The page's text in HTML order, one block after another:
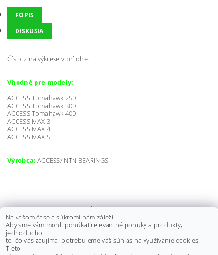
POPIS
DISKUSIA
Číslo 2 na výkrese v prílohe.
Vhodné pre modely:
ACCESS Tomahawk 250
ACCESS Tomahawk 300
ACCESS Tomahawk 400
ACCESS MAX 3
ACCESS MAX 4
ACCESS MAX 5
Výrobca: ACCESS/ NTN BEARINGS
LOŽISKO PREVODOVKY 6301LLU
ACCESS TOMAHAWK 300/ 400,
MAX 4/ 5, 95100-T6301LLU
€10 bez DPH
Na vašom čase a súkromí nám záleží!
Aby sme vám mohli ponúkať relevantné ponuky a produkty,
jednoducho
to, čo vás zaujíma, potrebujeme váš súhlas na využívanie cookies.
Tieto